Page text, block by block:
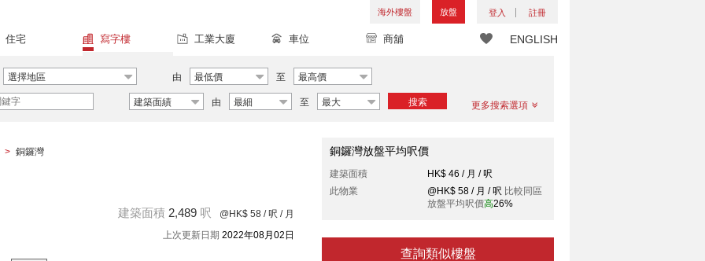
海外樓盤 放盤 登入 註冊
ENGLISH
住宅 寫字樓 工業大廈 車位 商舖
選擇地區 由 最低價 至 最高價
建築面績 由 最細 至 最大 搜索 更多搜索選項
> 銅鑼灣
建築面積 2,489 呎 @HK$ 58 / 呎 / 月
上次更新日期 2022年08月02日
銅鑼灣放盤平均呎價
建築面積
HK$ 46 / 月 / 呎
此物業
@HK$ 58 / 月 / 呎 比較同區
放盤平均呎價高26%
查詢類似樓盤